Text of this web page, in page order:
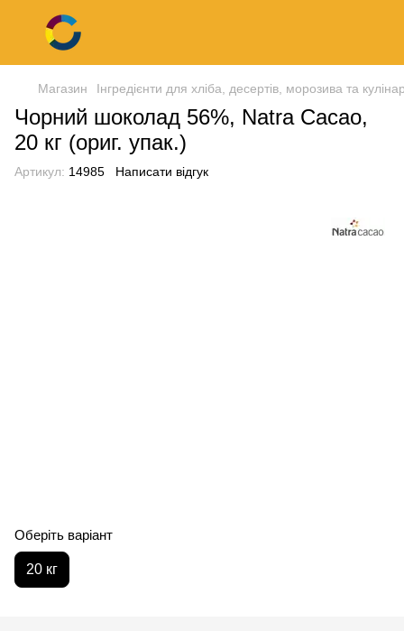
Магазин Інгредієнти для хліба, десертів, морозива та
Чорний шоколад 56%, Natra Cacao,
20 кг (ориг. упак.)
Артикул: 14985 Написати відгук
Оберіть варіант
20 кг